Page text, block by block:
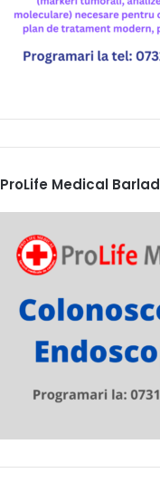
ProLife Medical Barlad